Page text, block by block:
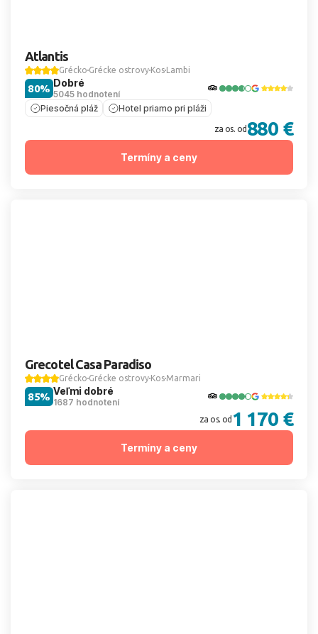
Atlantis
Grécko Grécke ostrovy Kos Lambi
Dobré
5045 hodnotení
80%
Piesočná pláž Hotel priamo pri pláži
za os. od 880 €
Termíny a ceny
Grecotel Casa Paradiso
Grécko Grécke ostrovy Kos Marmari
Veľmi dobré
1687 hodnotení
85%
za os. od 1 170 €
Termíny a ceny